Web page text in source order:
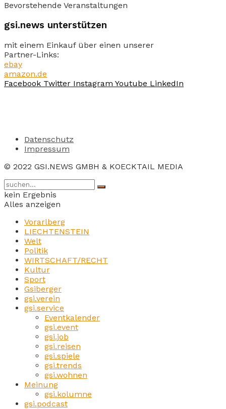
Bevorstehende Veranstaltungen
gsi.news unterstützen
mit einem Einkauf über einen unserer
Partner-Links:
ebay
amazon.de
Facebook Twitter Instagram Youtube LinkedIn
Datenschutz
Impressum
© 2022 GSI.NEWS GMBH & KOECKTAIL MEDIA
kein Ergebnis
Alles anzeigen
Vorarlberg
LIECHTENSTEIN
Welt
Politik
WIRTSCHAFT/RECHT
Kultur
Sport
Gsiberger
gsi.verein
gsi.service
Eventkalender
gsi.event
gsi.job
gsi.reisen
gsi.spiele
gsi.trends
gsi.wohnen
Meinung
gsi.kolumne
gsi.podcast